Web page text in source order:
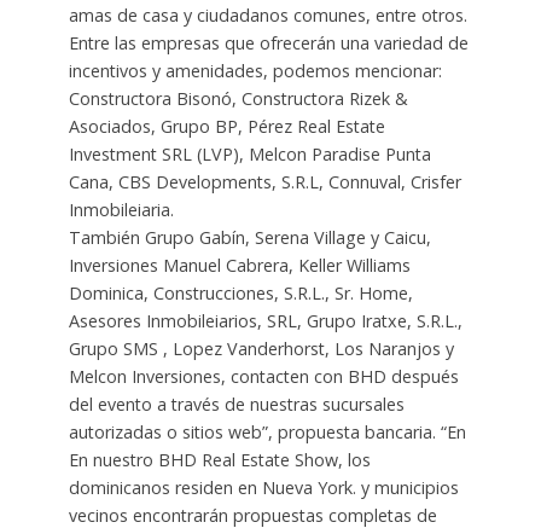
amas de casa y ciudadanos comunes, entre otros.
Entre las empresas que ofrecerán una variedad de
incentivos y amenidades, podemos mencionar:
Constructora Bisonó, Constructora Rizek &
Asociados, Grupo BP, Pérez Real Estate
Investment SRL (LVP), Melcon Paradise Punta
Cana, CBS Developments, S.R.L, Connuval, Crisfer
Inmobileiaria.
También Grupo Gabín, Serena Village y Caicu,
Inversiones Manuel Cabrera, Keller Williams
Dominica, Construcciones, S.R.L., Sr. Home,
Asesores Inmobileiarios, SRL, Grupo Iratxe, S.R.L.,
Grupo SMS , Lopez Vanderhorst, Los Naranjos y
Melcon Inversiones, contacten con BHD después
del evento a través de nuestras sucursales
autorizadas o sitios web”, propuesta bancaria. “En
En nuestro BHD Real Estate Show, los
dominicanos residen en Nueva York. y municipios
vecinos encontrarán propuestas completas de